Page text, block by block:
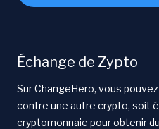
Échange de Zypto
Sur ChangeHero, vous
contre une autre crypto, soit
cryptomonnaie pour obtenir